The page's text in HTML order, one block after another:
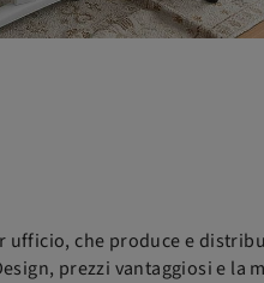
ufficio, che produce e
prezzi vantaggiosi e la